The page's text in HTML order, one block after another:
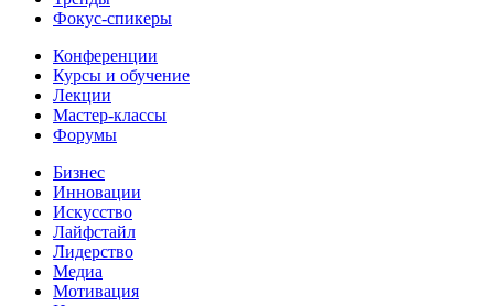
Фокус-спикеры
Конференции
Курсы и обучение
Лекции
Мастер-классы
Форумы
Бизнес
Инновации
Искусство
Лайфстайл
Лидерство
Медиа
Мотивация